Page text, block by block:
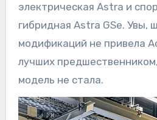
электрическая Astra и
гибридная Astra GSe. Увы,
модификаций не привела
лучших
модель не стала.